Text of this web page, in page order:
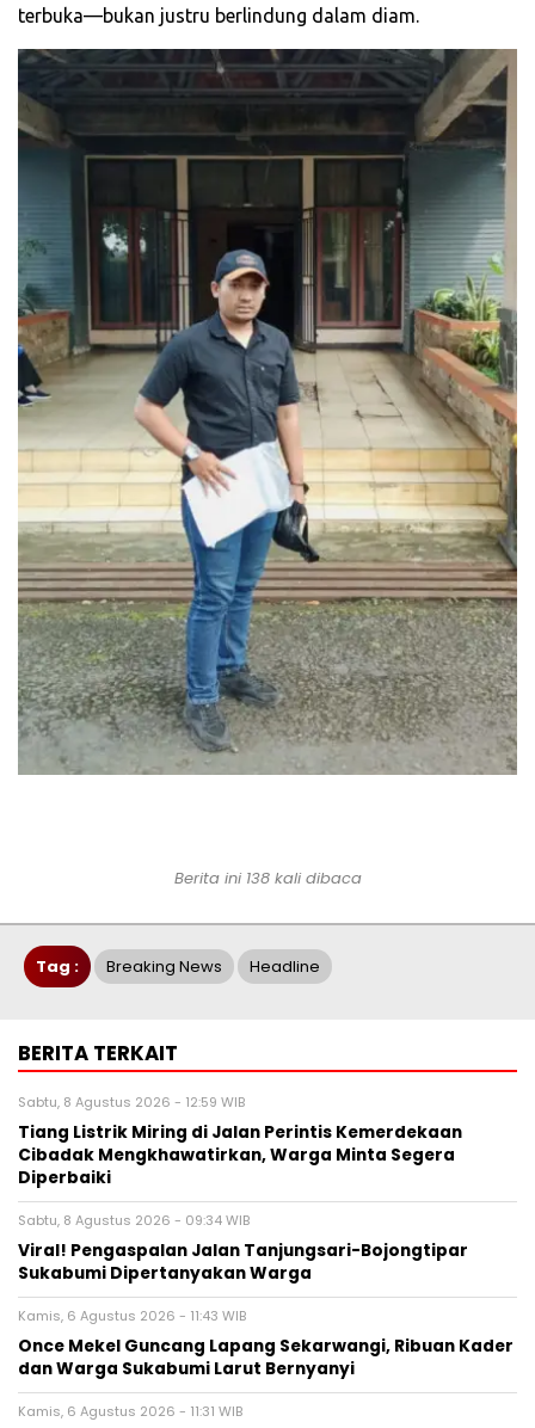
terbuka—bukan justru berlindung dalam diam.
Berita ini 138 kali dibaca
Tag : Breaking News Headline
BERITA TERKAIT
Sabtu, 8 Agustus 2026 - 12:59 WIB
Tiang Listrik Miring di Jalan Perintis Kemerdekaan
Cibadak Mengkhawatirkan, Warga Minta Segera
Diperbaiki
Sabtu, 8 Agustus 2026 - 09:34 WIB
Viral! Pengaspalan Jalan Tanjungsari-Bojongtipar
Sukabumi Dipertanyakan Warga
Kamis, 6 Agustus 2026 - 11:43 WIB
Once Mekel Guncang Lapang Sekarwangi, Ribuan Kader
dan Warga Sukabumi Larut Bernyanyi
Kamis, 6 Agustus 2026 - 11:31 WIB